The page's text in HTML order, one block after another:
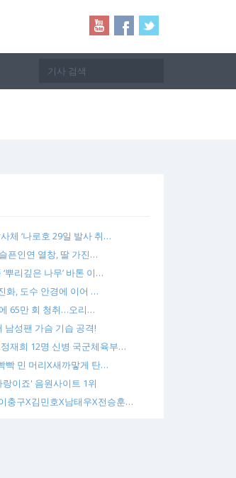
체 ‘나로호 29일 발사 취…
픈인연 열창, 딸 가진…
‘뿌리깊은 나무’ 바톤 이…
화, 도수 안경에 이어 …
에 65만 회 청취…오리…
남성팬 가슴 기습 공격!
재희 12명 신병 국군체육부…
빡 민 머리X새까맣게 탄…
이죠' 음원사이트 1위
충구X김민호X남태우X전승훈…